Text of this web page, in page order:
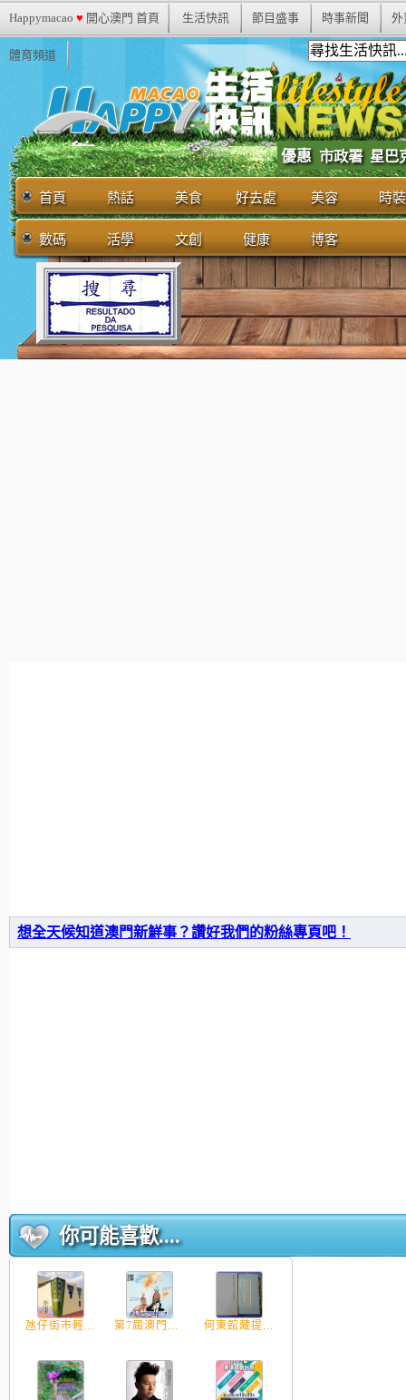
Happymacao ♥ 開心澳門 首頁 生活快訊 節目盛事 時事新聞 外
體育頻道
優惠 市政署 星巴
首頁 熱話 美食 好去處 美容 時裝
數碼 活學 文創 健康 博客
想全天候知道澳門新鮮事？讚好我們的粉絲專頁吧！
你可能喜歡....
氹仔街市輕... 第7屆澳門... 何東館藏提...